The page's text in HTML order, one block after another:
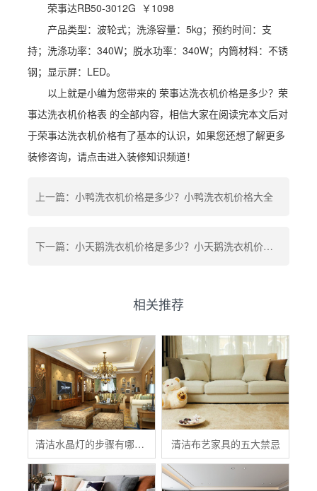
荣事达RB50-3012G ￥1098
产品类型：波轮式；洗涤容量：5kg；预约时间：支
持；洗涤功率：340W；脱水功率：340W；内筒材料：不锈
钢；显示屏：LED。
以上就是小编为您带来的 荣事达洗衣机价格是多少？荣
事达洗衣机价格表 的全部内容，相信大家在阅读完本文后对
于荣事达洗衣机价格有了基本的认识，如果您还想了解更多
装修咨询，请点击进入装修知识频道！
上一篇：小鸭洗衣机价格是多少？小鸭洗衣机价格大全
下一篇：小天鹅洗衣机价格是多少？小天鹅洗衣机价格表
相关推荐
清洁水晶灯的步骤有哪些？ 清洁布艺家具的五大禁忌